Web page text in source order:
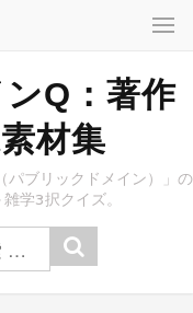
Q：著作
材集
パブリックドメイン）」の
学3択クイズ。